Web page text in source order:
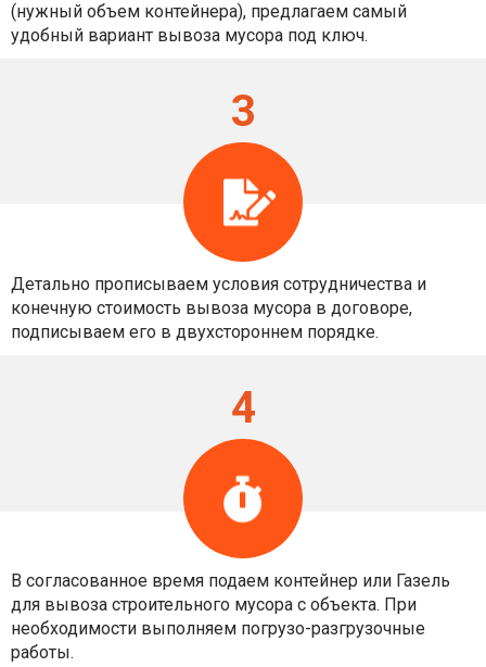
(нужный объем контейнера), предлагаем самый
удобный вариант вывоза мусора под ключ.
Детально прописываем условия сотрудничества и
конечную стоимость вывоза мусора в договоре,
подписываем его в двухстороннем порядке.
3
В согласованное время подаем контейнер или Газель
для вывоза строительного мусора с объекта. При
необходимости выполняем погрузо-разгрузочные
работы.
4